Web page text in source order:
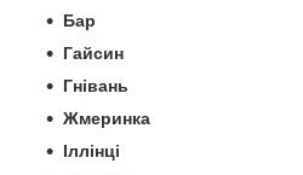
Бар
Гайсин
Гнівань
Жмеринка
Іллінці